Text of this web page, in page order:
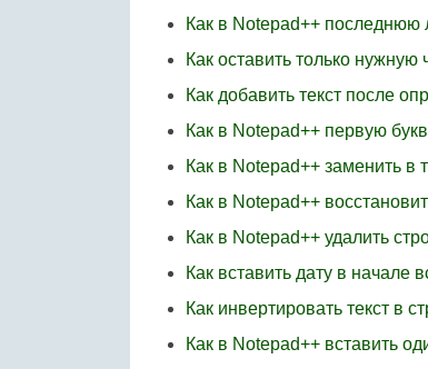
Как в Notepad++ последнюю
Как оставить только нужную
Как добавить текст после
Как в Notepad++ первую
Как в Notepad++ заменить в
Как в Notepad++
Как в Notepad++ удалить
Как вставить дату в начале
Как инвертировать текст в
Как в Notepad++ вставить